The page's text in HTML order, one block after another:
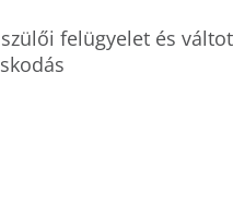
felügyelet és